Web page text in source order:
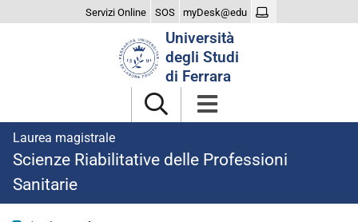
Servizi Online SOS myDesk@edu
Università
degli Studi
di Ferrara
Laurea magistrale
Scienze Riabilitative delle Professioni
Sanitarie